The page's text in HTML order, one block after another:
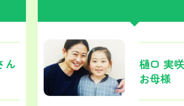
ん
樋口 実
お母様